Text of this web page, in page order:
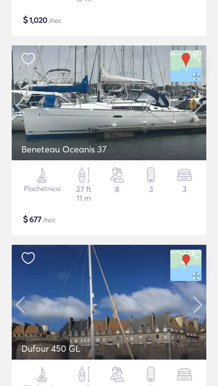
$1,020 /noc
Beneteau Oceanis 37
Plachetnica
37 ft
11 m
8 3 3
$677 /noc
Dufour 450 GL